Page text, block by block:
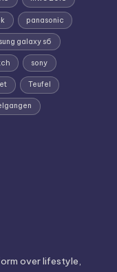
panasonic
galaxy s6
sony
Teufel
over lifestyle,